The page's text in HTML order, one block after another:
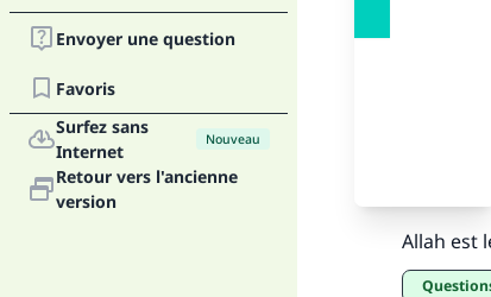
Envoyer une question
Favoris
Surfez sans
Internet
Nouveau
Retour vers l'ancienne
version
Il est
dans le
Allah est